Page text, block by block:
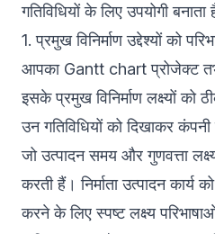
गतिविधियों के लिए उपयोगी बनाता
1. प्रमुख विनिर्माण उद्देश्यों को
आपका Gantt chart प्रोजेक्ट
इसके प्रमुख विनिर्माण लक्ष्यों को
उन गतिविधियों को दिखाकर
जो उत्पादन समय और गुणवत्ता
करती हैं। निर्माता उत्पादन कार्य
करने के लिए स्पष्ट लक्ष्य